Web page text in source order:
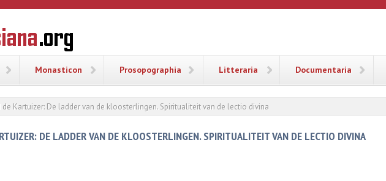
Monasticon Prosopographia Litteraria Documentaria
de Kartuizer: De ladder van de kloosterlingen. Spiritualiteit van de lectio divina
DE LADDER VAN DE KLOOSTERLINGEN. SPIRITUALITEIT VAN DE LECTIO DIVINA